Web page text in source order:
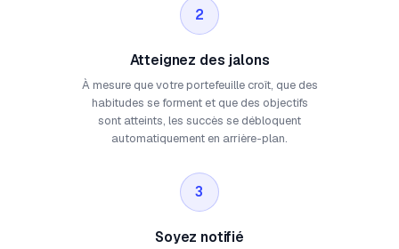
2
Atteignez des jalons
À mesure que votre portefeuille croît, que des
habitudes se forment et que des objectifs
sont atteints, les succès se débloquent
automatiquement en arrière-plan.
3
Soyez notifié